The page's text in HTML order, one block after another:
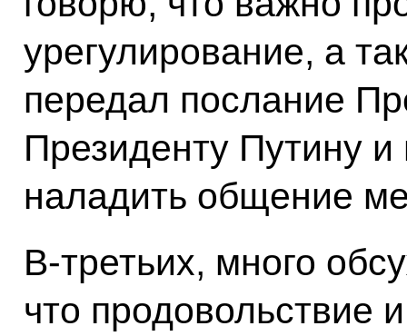
урегулирование, а
передал послание
Президенту Путину
наладить общение
В-третьих, много
что продовольствие